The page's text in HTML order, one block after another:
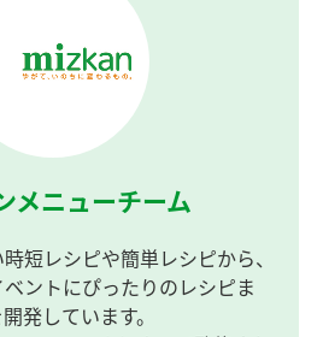
メニューチーム
短レシピや簡単レシピから、
ントにぴったりのレシピま
発しています。